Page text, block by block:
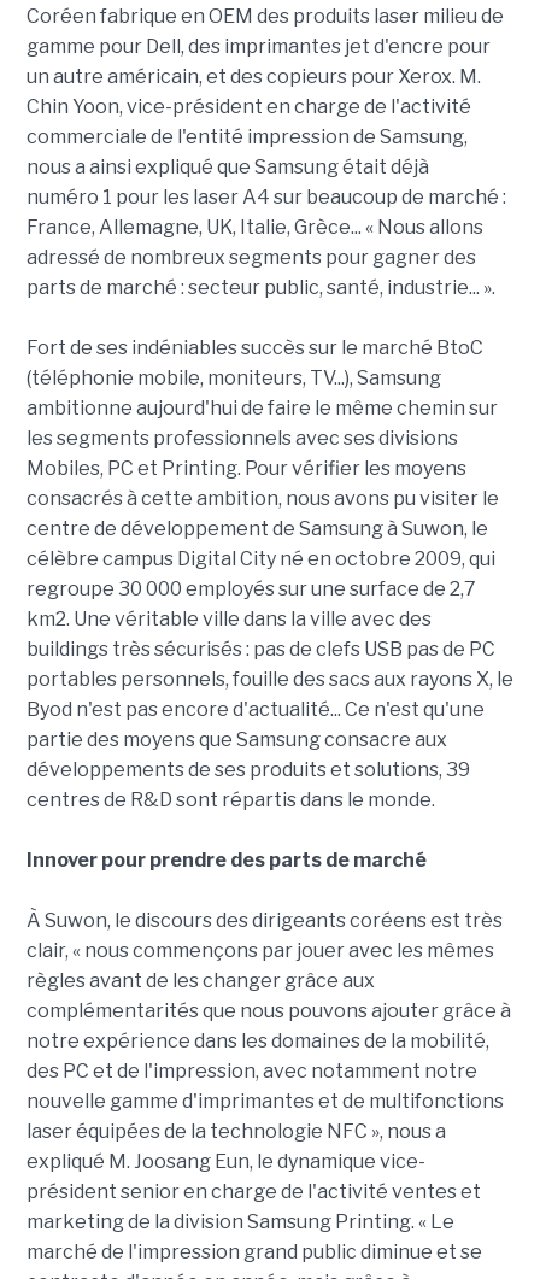
Coréen fabrique en OEM des produits laser milieu de
gamme pour Dell, des imprimantes jet d'encre pour
un autre américain, et des copieurs pour Xerox. M.
Chin Yoon, vice-président en charge de l'activité
commerciale de l'entité impression de Samsung,
nous a ainsi expliqué que Samsung était déjà
numéro 1 pour les laser A4 sur beaucoup de marché :
France, Allemagne, UK, Italie, Grèce... « Nous allons
adressé de nombreux segments pour gagner des
parts de marché : secteur public, santé, industrie... ».
Fort de ses indéniables succès sur le marché BtoC
(téléphonie mobile, moniteurs, TV...), Samsung
ambitionne aujourd'hui de faire le même chemin sur
les segments professionnels avec ses divisions
Mobiles, PC et Printing. Pour vérifier les moyens
consacrés à cette ambition, nous avons pu visiter le
centre de développement de Samsung à Suwon, le
célèbre campus Digital City né en octobre 2009, qui
regroupe 30 000 employés sur une surface de 2,7
km2. Une véritable ville dans la ville avec des
buildings très sécurisés : pas de clefs USB pas de PC
portables personnels, fouille des sacs aux rayons X, le
Byod n'est pas encore d'actualité... Ce n'est qu'une
partie des moyens que Samsung consacre aux
développements de ses produits et solutions, 39
centres de R&D sont répartis dans le monde.
Innover pour prendre des parts de marché
À Suwon, le discours des dirigeants coréens est très
clair, « nous commençons par jouer avec les mêmes
règles avant de les changer grâce aux
complémentarités que nous pouvons ajouter grâce à
notre expérience dans les domaines de la mobilité,
des PC et de l'impression, avec notamment notre
nouvelle gamme d'imprimantes et de multifonctions
laser équipées de la technologie NFC », nous a
expliqué M. Joosang Eun, le dynamique vice-
président senior en charge de l'activité ventes et
marketing de la division Samsung Printing. « Le
marché de l'impression grand public diminue et se